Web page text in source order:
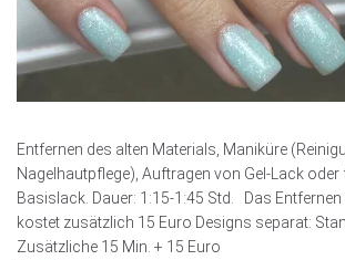
Entfernen des alten Materials, Maniküre
Nagelhautpflege), Auftragen von Gel-Lack oder
Basislack. Dauer: 1:15-1:45 Std. Das
kostet zusätzlich 15 Euro Designs separat:
Zusätzliche 15 Min. + 15 Euro